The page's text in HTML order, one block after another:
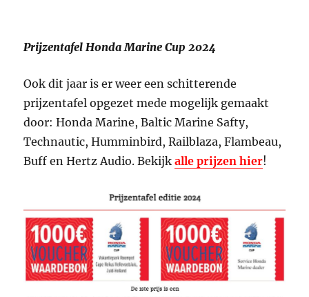
Prijzentafel Honda Marine Cup 2024
Ook dit jaar is er weer een schitterende
prijzentafel opgezet mede mogelijk gemaakt
door: Honda Marine, Baltic Marine Safty,
Technautic, Humminbird, Railblaza, Flambeau,
Buff en Hertz Audio. Bekijkalle prijzen hier!